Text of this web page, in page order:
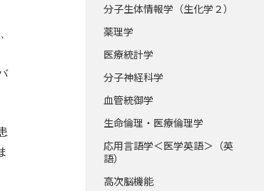
分子生体情報学（生化学２）
薬理学
医療統計学
分子神経科学
血管統御学
生命倫理・医療倫理学
応用言語学＜医学英語＞（英
語）
高次脳機能